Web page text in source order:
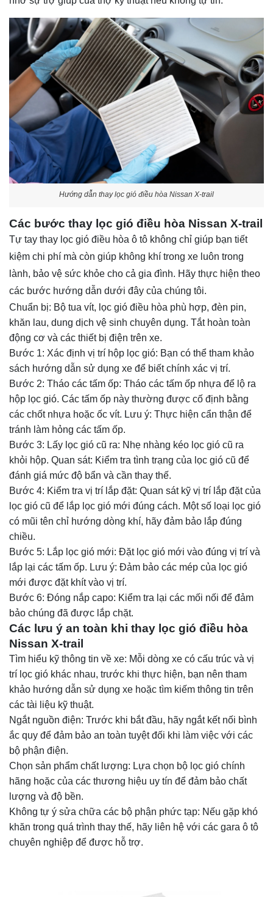
Hướng dẫn thay lọc gió điều hòa Nissan X-trail
Các bước thay lọc gió điều hòa Nissan X-trail
Tự tay thay lọc gió điều hòa ô tô không chỉ giúp bạn tiết
kiệm chi phí mà còn giúp không khí trong xe luôn trong
lành, bảo vệ sức khỏe cho cả gia đình. Hãy thực hiện theo
các bước hướng dẫn dưới đây của chúng tôi.
Chuẩn bị: Bộ tua vít, lọc gió điều hòa phù hợp, đèn pin,
khăn lau, dung dịch vệ sinh chuyên dụng. Tắt hoàn toàn
động cơ và các thiết bị điện trên xe.
Bước 1: Xác định vị trí hộp lọc gió: Bạn có thể tham khảo
sách hướng dẫn sử dụng xe để biết chính xác vị trí.
Bước 2: Tháo các tấm ốp: Tháo các tấm ốp nhựa để lộ ra
hộp lọc gió. Các tấm ốp này thường được cố định bằng
các chốt nhựa hoặc ốc vít. Lưu ý: Thực hiện cẩn thận để
tránh làm hỏng các tấm ốp.
Bước 3: Lấy lọc gió cũ ra: Nhẹ nhàng kéo lọc gió cũ ra
khỏi hộp. Quan sát: Kiểm tra tình trạng của lọc gió cũ để
đánh giá mức độ bẩn và cần thay thế.
Bước 4: Kiểm tra vị trí lắp đặt: Quan sát kỹ vị trí lắp đặt của
lọc gió cũ để lắp lọc gió mới đúng cách. Một số loại lọc gió
có mũi tên chỉ hướng dòng khí, hãy đảm bảo lắp đúng
chiều.
Bước 5: Lắp lọc gió mới: Đặt lọc gió mới vào đúng vị trí và
lắp lại các tấm ốp. Lưu ý: Đảm bảo các mép của lọc gió
mới được đặt khít vào vị trí.
Bước 6: Đóng nắp capo: Kiểm tra lại các mối nối để đảm
bảo chúng đã được lắp chặt.
Các lưu ý an toàn khi thay lọc gió điều hòa
Nissan X-trail
Tìm hiểu kỹ thông tin về xe: Mỗi dòng xe có cấu trúc và vị
trí lọc gió khác nhau, trước khi thực hiện, bạn nên tham
khảo hướng dẫn sử dụng xe hoặc tìm kiếm thông tin trên
các tài liệu kỹ thuật.
Ngắt nguồn điện: Trước khi bắt đầu, hãy ngắt kết nối bình
ắc quy để đảm bảo an toàn tuyệt đối khi làm việc với các
bộ phận điện.
Chọn sản phẩm chất lượng: Lựa chọn bộ lọc gió chính
hãng hoặc của các thương hiệu uy tín để đảm bảo chất
lượng và độ bền.
Không tự ý sửa chữa các bộ phận phức tạp: Nếu gặp khó
khăn trong quá trình thay thế, hãy liên hệ với các gara ô tô
chuyên nghiệp để được hỗ trợ.